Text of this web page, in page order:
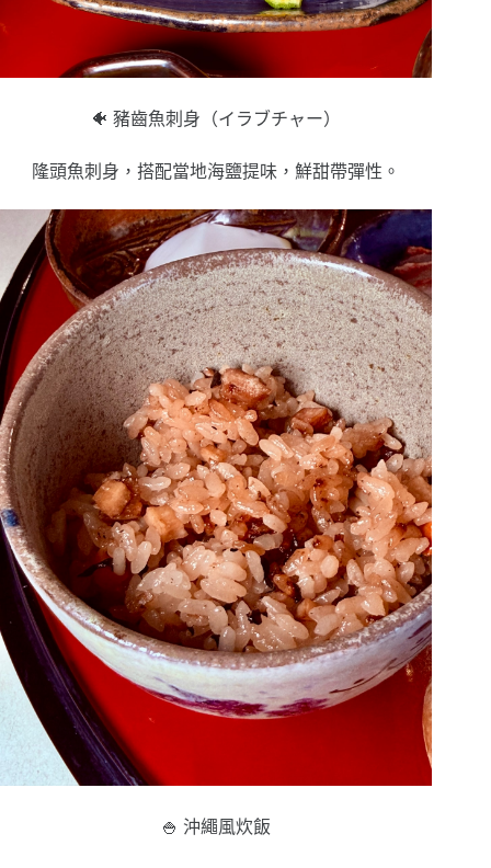
🐠 豬齒魚刺身（イラブチャー）
隆頭魚刺身，搭配當地海鹽提味，鮮甜帶彈性。
🍚 沖繩風炊飯